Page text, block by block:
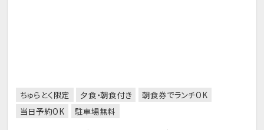
ちゅらとく限定 夕食・朝食付き
朝食券でランチOK
当日予約OK
駐車場無料